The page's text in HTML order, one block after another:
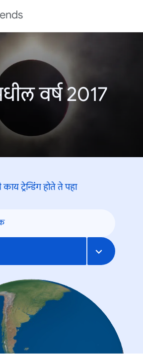
वर्ष 2017
ट्रेन्डिंंग होते ते पहा